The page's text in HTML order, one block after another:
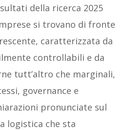
della ricerca 2025
si trovano di fronte
caratterizzata da
controllabili e da
tutt’altro che marginali,
governance e
pronunciate sul
logistica che sta